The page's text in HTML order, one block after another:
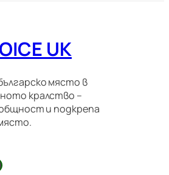
UK
място в
кралство –
и подкрепа